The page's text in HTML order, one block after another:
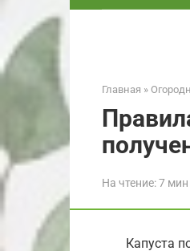
Главная »
На чтение:7 мин
Капуста